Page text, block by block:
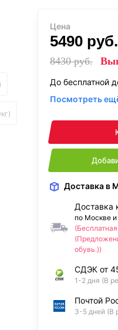
Цена
5490 руб.
8430руб.
До бесплатной
Посмотреть
Доставка в
Доставка
по Москве
обувь.))
СДЭК от
1-2 дня (В
Почтой
3-5 дней (В